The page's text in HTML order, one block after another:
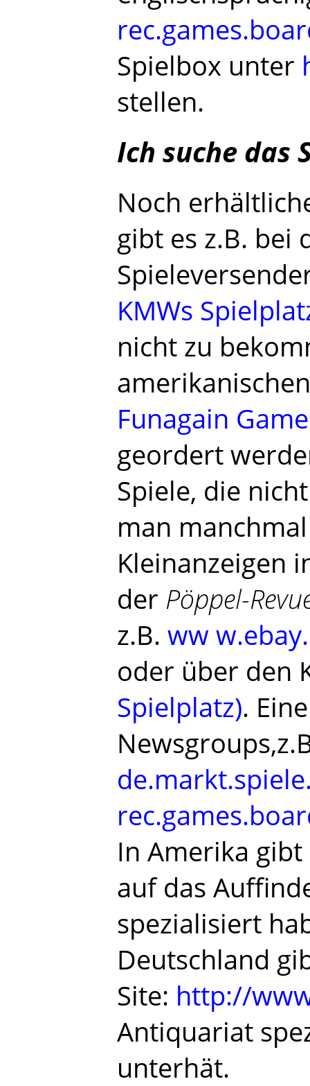
Spielbox unter
stellen.
Ich suche das
Noch
gibt es z.B. bei
KMWs
nicht zu
Funagain
geordert
Spiele, die
man
Kleinanzeigen
der Pöppel-
z.B. ww
oder über den
Spielplatz).
In Amerika gibt
auf das
spezialisiert
Deutschland
Site: http://
Antiquariat
unterhät.